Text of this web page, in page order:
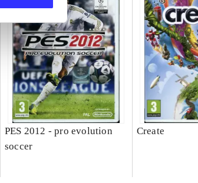
PES 2012 - pro evolution
soccer
Create